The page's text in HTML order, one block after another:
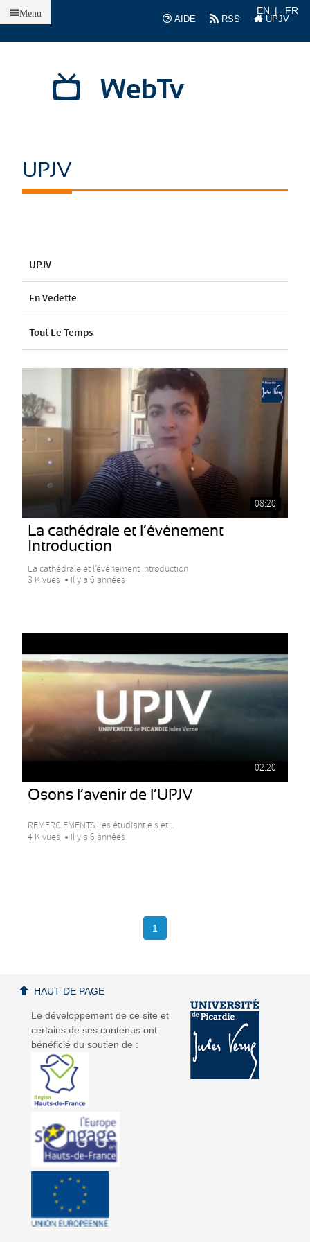
AIDE
RSS UPJV
EN FR
WebTv
Menu
UPJV
UPJV
En Vedette
Tout Le Temps
08:20
La cathédrale et l’événement
Introduction
La cathédrale et l’événement Introduction
3 K vues
Il y a 6 années
02:20
Osons l’avenir de l’UPJV
REMERCIEMENTS Les étudiant.e.s et...
4 K vues
Il y a 6 années
1
Le développement de ce site et
certains de ses contenus ont
bénéficié du soutien de :
HAUT DE PAGE